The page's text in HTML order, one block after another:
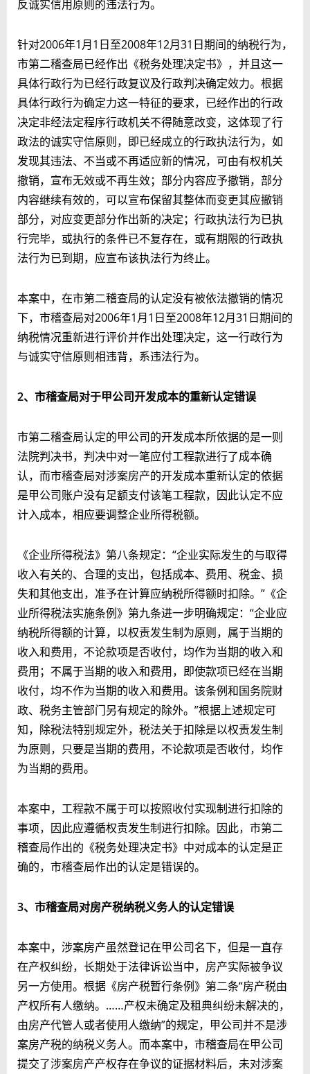
反诚实信用原则的违法行为。
针对2006年1月1日至2008年12月31日期间的纳税行为，
市第二稽查局已经作出《税务处理决定书》，并且这一
具体行政行为已经行政复议及行政判决确定效力。根据
具体行政行为确定力这一特征的要求，已经作出的行政
决定非经法定程序行政机关不得随意改变，这体现了行
政法的诚实守信原则，即已经成立的行政执法行为，如
发现其违法、不当或不再适应新的情况，可由有权机关
撤销，宣布无效或不再生效；部分内容应予撤销，部分
内容继续有效的，可以宣布保留其整体而变更其应撤销
部分，对应变更部分作出新的决定；行政执法行为已执
行完毕，或执行的条件已不复存在，或有期限的行政执
法行为已到期，应宣布该执法行为终止。
本案中，在市第二稽查局的认定没有被依法撤销的情况
下，市稽查局对2006年1月1日至2008年12月31日期间的
纳税情况重新进行评价并作出处理决定，这一行政行为
与诚实守信原则相违背，系违法行为。
2、 市稽查局对于甲公司开发成本的重新认定错误
市第二稽查局认定的甲公司的开发成本所依据的是一则
法院判决书，判决中对一笔应付工程款进行了成本确
认，而市稽查局对涉案房产的开发成本重新认定的依据
是甲公司账户没有足额支付该笔工程款，因此认定不应
计入成本，相应要调整企业所得税额。
《企业所得税法》第八条规定：“企业实际发生的与取得
收入有关的、合理的支出，包括成本、费用、税金、损
失和其他支出，准予在计算应纳税所得额时扣除。”《企
业所得税法实施条例》第九条进一步明确规定：“企业应
纳税所得额的计算，以权责发生制为原则，属于当期的
收入和费用，不论款项是否收付，均作为当期的收入和
费用；不属于当期的收入和费用，即使款项已经在当期
收付，均不作为当期的收入和费用。该条例和国务院财
政、税务主管部门另有规定的除外。”根据上述规定可
知，除税法特别规定外，税法关于扣除是以权责发生制
为原则，只要是当期的费用，不论款项是否收付，均作
为当期的费用。
本案中，工程款不属于可以按照收付实现制进行扣除的
事项，因此应遵循权责发生制进行扣除。因此，市第二
稽查局作出的《税务处理决定书》中对成本的认定是正
确的，市稽查局作出的认定是错误的。
3、 市稽查局对房产税纳税义务人的认定错误
本案中，涉案房产虽然登记在甲公司名下，但是一直存
在产权纠纷，长期处于法律诉讼当中，房产实际被争议
另一方使用。根据《房产税暂行条例》第二条“房产税由
产权所有人缴纳。……产权未确定及租典纠纷未解决的，
由房产代管人或者使用人缴纳”的规定，甲公司并不是涉
案房产税的纳税义务人。而本案中，市稽查局在甲公司
提交了涉案房产产权存在争议的证据材料后，未对涉案